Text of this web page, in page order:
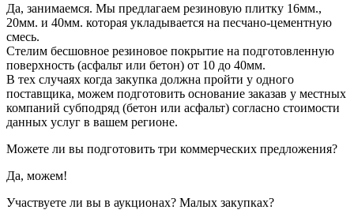
Да, занимаемся. Мы предлагаем резиновую плитку 16мм.,
20мм. и 40мм. которая укладывается на песчано-цементную
смесь.
Стелим бесшовное резиновое покрытие на подготовленную
поверхность (асфальт или бетон) от 10 до 40мм.
В тех случаях когда закупка должна пройти у одного
поставщика, можем подготовить основание заказав у местных
компаний субподряд (бетон или асфальт) согласно стоимости
данных услуг в вашем регионе.
Можете ли вы подготовить три коммерческих предложения?
Да, можем!
Участвуете ли вы в аукционах? Малых закупках?